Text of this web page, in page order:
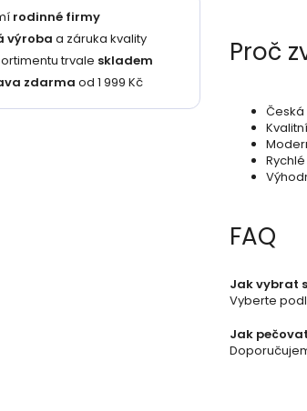
rodinné firmy
výroba a záruka kvality
trvale skladem
zdarma od 1 999 Kč
Proč
FAQ
Jak vybrat
Vyberte
Jak